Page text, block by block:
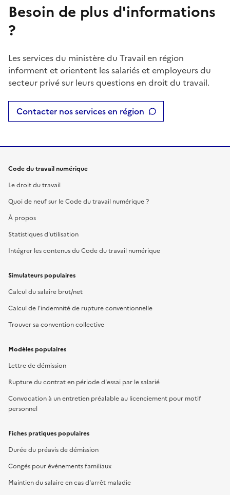
Besoin de plus d'informations
?
Les services du ministère du Travail en région
informent et orientent les salariés et employeurs du
secteur privé sur leurs questions en droit du travail.
Contacter nos services en région
Code du travail numérique
Le droit du travail
Quoi de neuf sur le Code du travail numérique ?
À propos
Statistiques d'utilisation
Intégrer les contenus du Code du travail numérique
Simulateurs populaires
Calcul du salaire brut/net
Calcul de l'indemnité de rupture conventionnelle
Trouver sa convention collective
Modèles populaires
Lettre de démission
Rupture du contrat en période d'essai par le salarié
Convocation à un entretien préalable au licenciement pour motif
personnel
Fiches pratiques populaires
Durée du préavis de démission
Congés pour événements familiaux
Maintien du salaire en cas d'arrêt maladie